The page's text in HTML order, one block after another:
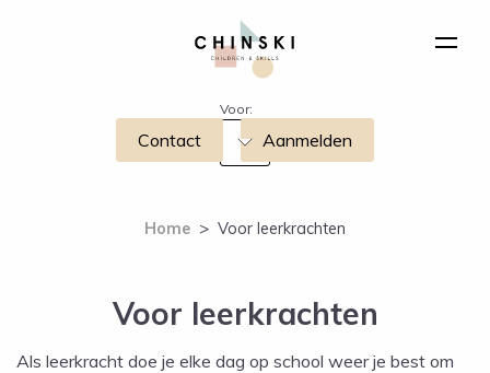
Voor:
Contact Aanmelden
Home > Voor leerkrachten
Voor leerkrachten
Als leerkracht doe je elke dag op school weer je best om